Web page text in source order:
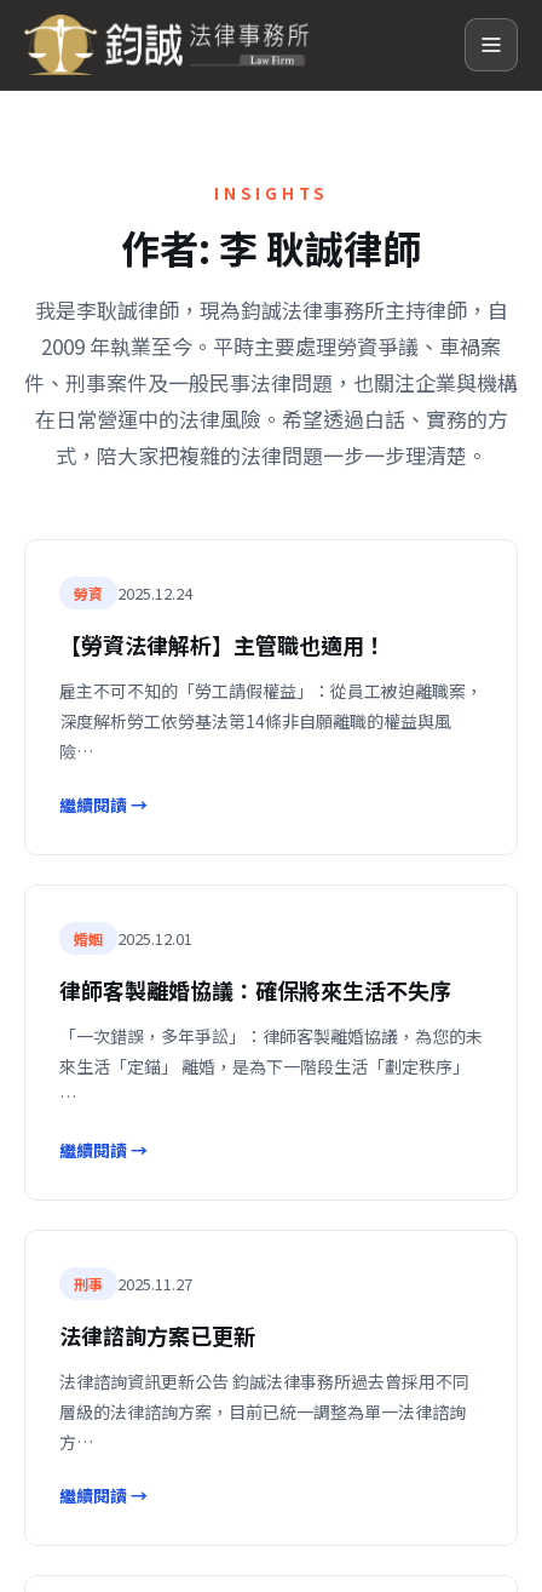
INSIGHTS
作者: 李 耿誠律師
我是李耿誠律師，現為鈞誠法律事務所主持律師，自
2009 年執業至今。平時主要處理勞資爭議、車禍案
件、刑事案件及一般民事法律問題，也關注企業與機構
在日常營運中的法律風險。希望透過白話、實務的方
式，陪大家把複雜的法律問題一步一步理清楚。
勞資 2025.12.24
【勞資法律解析】主管職也適用！
雇主不可不知的「勞工請假權益」：從員工被迫離職案，
深度解析勞工依勞基法第14條非自願離職的權益與風
險…
繼續閱讀 →
婚姻 2025.12.01
律師客製離婚協議：確保將來生活不失序
「一次錯誤，多年爭訟」：律師客製離婚協議，為您的未
來生活「定錨」 離婚，是為下一階段生活「劃定秩序」
…
繼續閱讀 →
刑事 2025.11.27
法律諮詢方案已更新
法律諮詢資訊更新公告 鈞誠法律事務所過去曾採用不同
層級的法律諮詢方案，目前已統一調整為單一法律諮詢
方…
繼續閱讀 →